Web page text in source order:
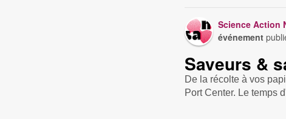
Science Action
événement
Saveurs &
De la récolte à vos
Port Center. Le temps